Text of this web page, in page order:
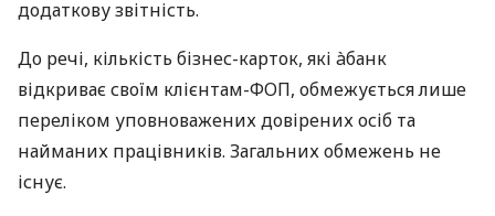
додаткову звітність.
До речі, кількість бізнес-карток, які àбанк
відкриває своїм клієнтам-ФОП, обмежується лише
переліком уповноважених довірених осіб та
найманих працівників. Загальних обмежень не
існує.